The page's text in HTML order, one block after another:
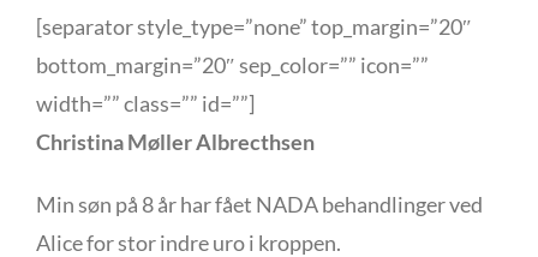
[separator style_type=”none” top_margin=”20″
bottom_margin=”20″ sep_color=”” icon=””
width=”” class=”” id=””]
Christina Møller Albrecthsen
Min søn på 8 år har fået NADA behandlinger ved
Alice for stor indre uro i kroppen.